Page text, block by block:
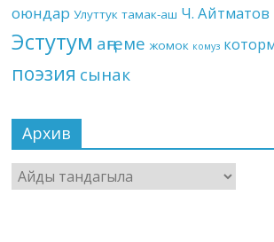
оюндар Улуттук тамак-аш Ч. Айтматов
Эстутум аңгеме жомок комуз
поэзия сынак
Архив
Архив